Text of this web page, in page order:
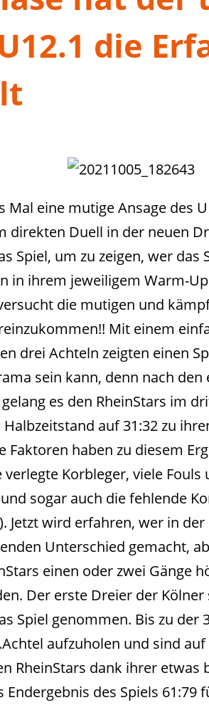
die
Mal eine mutige Ansage
direkten Duell in der neuen
Spiel, um zu zeigen, wer das
in ihrem jeweiligem Warm-
die mutigen und
Mit einem
drei Achteln zeigten einen
sein kann, denn nach
es den RheinStars im
auf 31:32 zu
Faktoren haben zu diesem
Korbleger, viele
sogar auch die fehlende
Jetzt wird erfahren, wer in
Unterschied gemacht,
einen oder zwei Gänge
Der erste Dreier der
Spiel genommen. Bis zu
aufzuholen und sind
RheinStars dank ihrer
des Spiels 61:79